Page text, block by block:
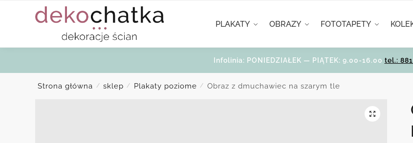
PLAKATY OBRAZY FOTOTAPETY
Infolinia: PONIEDZIAŁEK — PIĄTEK: 9.00-16.00 tel.:
Strona główna / sklep / Plakaty poziome / Obraz z dmuchawiec na szarym tle